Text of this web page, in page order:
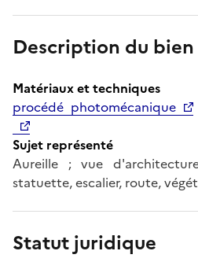
Description du bien
Matériaux et techniques
procédé photomécanique
Sujet représenté
Aureille ; vue
statuette, escalier, route,
Statut juridique